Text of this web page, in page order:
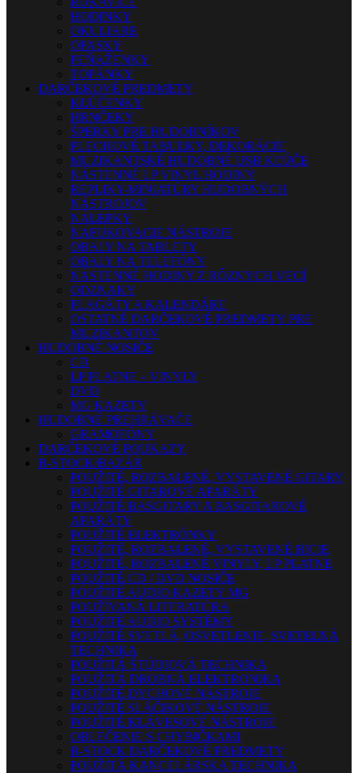
HODINKY
OKULIARE
OPASKY
PEŇAŽENKY
TOPÁNKY
DARČEKOVÉ PREDMETY
KĽÚČENKY
HRNČEKY
ŠPERKY PRE HUDOBNÍKOV
PLECHOVÉ TABUĽKY, DEKORÁCIE
MUZIKANTSKÉ HUDOBNÉ USB KĽÚČE
NÁSTENNÉ LP VINYL HODINY
REPLIKY-MINIATÚRY HUDOBNÝCH
NÁSTROJOV
NÁLEPKY
NAFUKOVACIE NÁSTROJE
OBALY NA TABLETY
OBALY NA TELEFÓNY
NÁSTENNÉ HODINY Z RÔZNYCH VECÍ
ODZNAKY
PLAGÁTY A KALENDÁRE
OSTATNÉ DARČEKOVÉ PREDMETY PRE
MUZIKANTOV
HUDOBNÉ NOSIČE
CD
LP PLATNE – VINYLY
DVD
MG KAZETY
HUDOBNÉ PREHRÁVAČE
GRAMOFÓNY
DARČEKOVÉ POUKAZY
B-STOCK/BAZÁR
POUŽITÉ, ROZBALENÉ, VYSTAVENÉ GITARY
POUŽITÉ GITAROVÉ APARÁTY
POUŽITÉ BASGITARY A BASGITAROVÉ
APARÁTY
POUŽITÉ ELEKTRÓNKY
POUŽITÉ, ROZBALENÉ, VYSTAVENÉ BICIE
POUŽITÉ, ROZBALENÉ VINYLY, LP PLATNE
POUŽITÉ CD / DVD NOSIČE
POUŽITÉ AUDIO KAZETY MG
POUŽÍVANÁ LITERATÚRA
POUŽITÉ AUDIO SYSTÉMY
POUŽITÉ SVETLÁ, OSVETLENIE, SVETELNÁ
TECHNIKA
POUŽITÁ ŠTÚDIOVÁ TECHNIKA
POUŽITÁ DROBNÁ ELEKTRONIKA
POUŽITÉ DYCHOVÉ NÁSTROJE
POUŽITÉ SLÁČIKOVÉ NÁSTROJE
POUŽITÉ KLÁVESOVÉ NÁSTROJE
OBLEČENIE S CHYBIČKAMI
B-STOCK DARČEKOVÉ PREDMETY
POUŽITÁ KANCELÁRSKA TECHNIKA